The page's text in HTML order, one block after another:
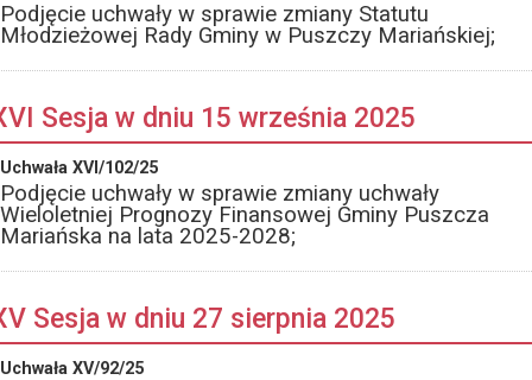
Podjęcie uchwały w sprawie zmiany Statutu
Młodzieżowej Rady Gminy w Puszczy Mariańskiej;
Sesja w dniu 15 września 2025
Uchwała XVI/102/25
Podjęcie uchwały w sprawie zmiany uchwały
Wieloletniej Prognozy Finansowej Gminy Puszcza
Mariańska na lata 2025-2028;
Sesja w dniu 27 sierpnia 2025
Uchwała XV/92/25